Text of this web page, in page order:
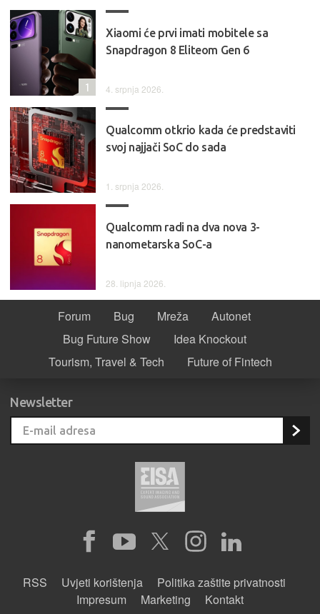
Xiaomi će prvi imati mobitele sa
Snapdragon 8 Eliteom Gen 6
4. srpnja 2026.
1
Qualcomm otkrio kada će predstaviti
svoj najjači SoC do sada
1. srpnja 2026.
Qualcomm radi na dva nova 3-
nanometarska SoC-a
28. lipnja 2026.
Forum Bug Mreža
Autonet
Bug Future Show
Idea Knockout
Tourism, Travel & Tech
Future of Fintech
Newsletter
RSS Uvjeti korištenja
Politika zaštite privatnosti
Impresum
Marketing Kontakt